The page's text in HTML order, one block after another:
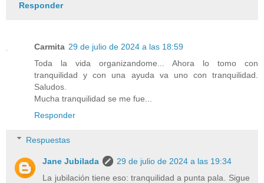
Responder
Carmita 29 de julio de 2024 a las 18:59
Toda la vida organizandome... Ahora lo tomo con
tranquilidad y con una ayuda va uno con tranquilidad.
Saludos.
Mucha tranquilidad se me fue...
Responder
Respuestas
Jane Jubilada
29 de julio de 2024 a las 19:34
La jubilación tiene eso: tranquilidad a punta pala. Sigue